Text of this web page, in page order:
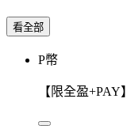
看全部
P幣
【限全盈+PAY